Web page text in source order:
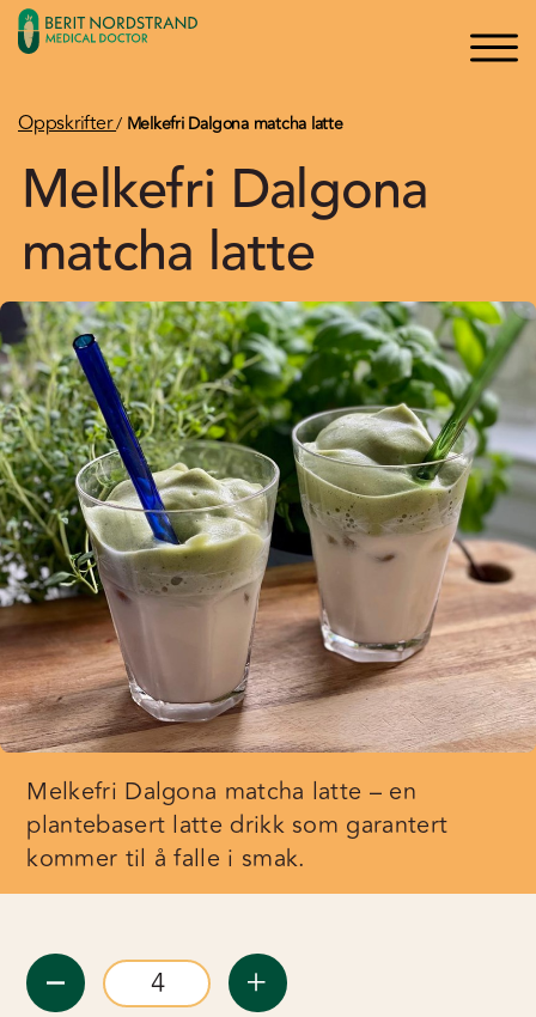
Søk ×
Bli medlem
Oppskrifter
Artikler
Kurs og Foredrag
Bøker
×
Oppskrifter/ Melkefri Dalgona matcha latte
Melkefri Dalgona
matcha latte
Melkefri Dalgona matcha latte – en
plantebasert latte drikk som garantert
kommer til å falle i smak.